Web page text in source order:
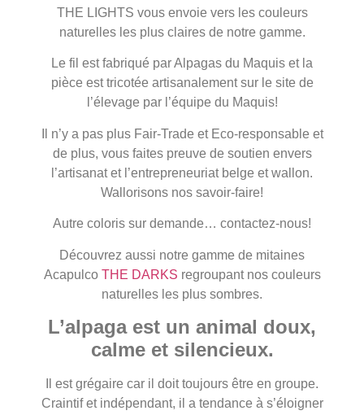
THE LIGHTS vous envoie vers les couleurs
naturelles les plus claires de notre gamme.
Le fil est fabriqué par Alpagas du Maquis et la
pièce est tricotée artisanalement sur le site de
l’élevage par l’équipe du Maquis!
Il n’y a pas plus Fair-Trade et Eco-responsable et
de plus, vous faites preuve de soutien envers
l’artisanat et l’entrepreneuriat belge et wallon.
Wallorisons nos savoir-faire!
Autre coloris sur demande… contactez-nous!
Découvrez aussi notre gamme de mitaines
Acapulco THE DARKS regroupant nos couleurs
naturelles les plus sombres.
L’alpaga est un animal doux,
calme et silencieux.
Il est grégaire car il doit toujours être en groupe.
Craintif et indépendant, il a tendance à s’éloigner